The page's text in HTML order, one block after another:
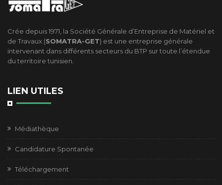
Crée depuis 1971, la Société Générale d’Entreprise de Matériel et
de Travaux (SOMATRA-GET) est une entreprise générale
intervenant dans différents secteurs du BTP sur toute l’étendue
du territoire tunisien.
LIEN UTILES
Médiathèque
Candidature Spontanée
Téléchargement